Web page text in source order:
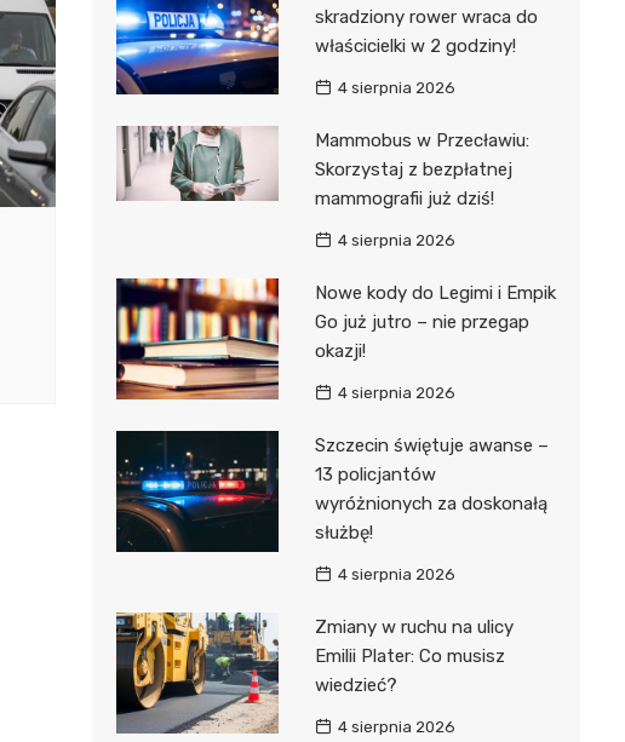
skradziony rower wraca do
właścicielki w 2 godziny!
4 sierpnia 2026
Mammobus w Przecławiu:
Skorzystaj z bezpłatnej
mammografii już dziś!
4 sierpnia 2026
Nowe kody do Legimi i Empik
Go już jutro – nie przegap
okazji!
4 sierpnia 2026
Szczecin świętuje awanse –
13 policjantów
wyróżnionych za doskonałą
służbę!
4 sierpnia 2026
Zmiany w ruchu na ulicy
Emilii Plater: Co musisz
wiedzieć?
4 sierpnia 2026